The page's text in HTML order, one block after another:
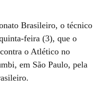
Brasileiro, o técnico
feira (3), que o
o Atlético no
em São Paulo, pela